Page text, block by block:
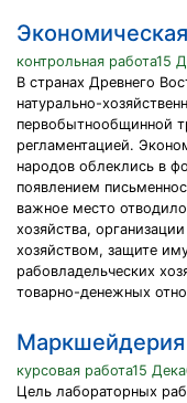
контрольная работа15
В странах Древнего
натурально-
первобытнообщинной
регламентацией.
народов облеклись в
появлением
важное место
хозяйства,
хозяйством, защите
рабовладельческих
товарно-денежных
Маркшейдерия
курсовая работа15
Цель лабораторных